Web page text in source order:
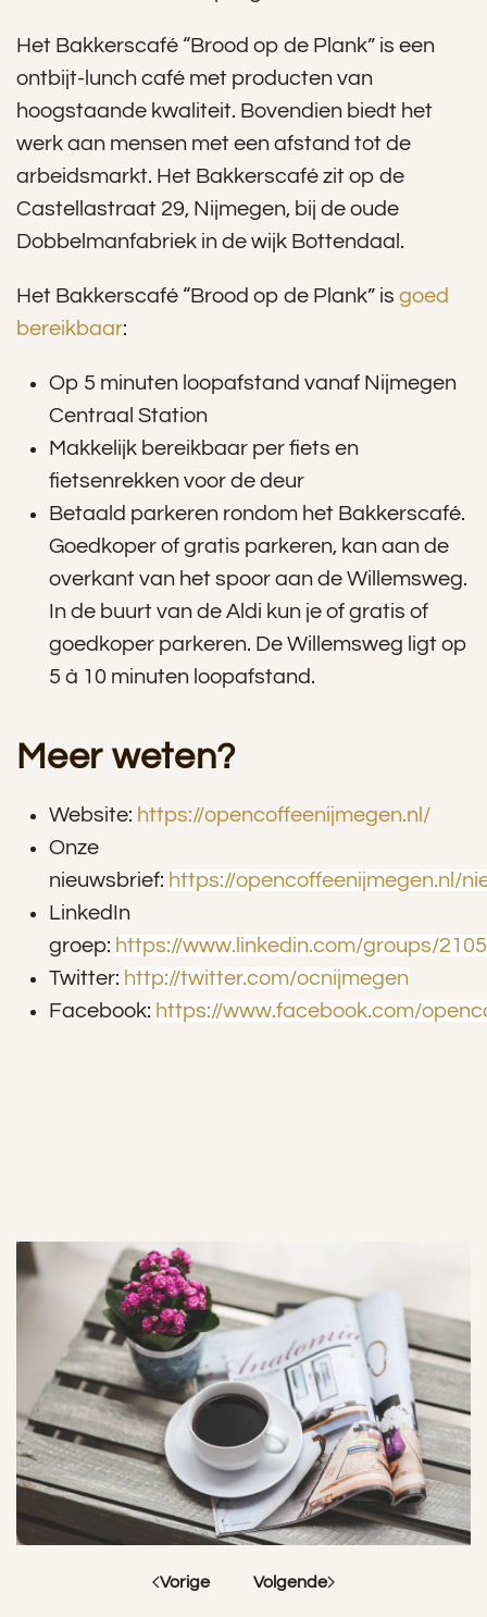
Het Bakkerscafé “Brood op de Plank” is een
ontbijt-lunch café met producten van
hoogstaande kwaliteit. Bovendien biedt het
werk aan mensen met een afstand tot de
arbeidsmarkt. Het Bakkerscafé zit op de
Castellastraat 29, Nijmegen, bij de oude
Dobbelmanfabriek in de wijk Bottendaal.
Het Bakkerscafé “Brood op de Plank” is goed
bereikbaar:
Op 5 minuten loopafstand vanaf Nijmegen
Centraal Station
Makkelijk bereikbaar per fiets en
fietsenrekken voor de deur
Betaald parkeren rondom het Bakkerscafé.
Goedkoper of gratis parkeren, kan aan de
overkant van het spoor aan de Willemsweg.
In de buurt van de Aldi kun je of gratis of
goedkoper parkeren. De Willemsweg ligt op
5 à 10 minuten loopafstand.
Meer weten?
Website: https://opencoffeenijmegen.nl/
Onze
nieuwsbrief: https://opencoffeenijmegen.nl/
LinkedIn
groep: https://www.linkedin.com/groups/
Twitter: http://twitter.com/ocnijmegen
Facebook: https://www.facebook.com/
Vorige Volgende